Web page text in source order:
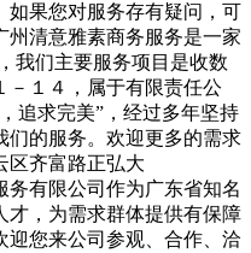
如果您对服务存有疑问，可
意雅素商务服务是一家
我们主要服务项目是收数
－１４，属于有限责任公
追求完美”，经过多年坚持
们的服务。欢迎更多的需求
区齐富路正弘大
限公司作为广东省知名
才，为需求群体提供有保障
迎您来公司参观、合作、洽